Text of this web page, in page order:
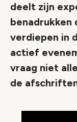
deelt zijn
benadrukken
verdiepen in
actief
vraag niet
de